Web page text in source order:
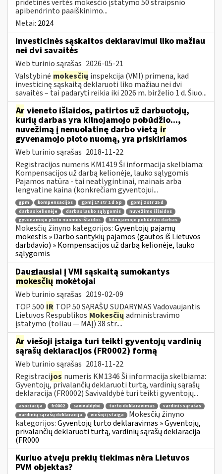
pridėtinės vertės mokesčio įstatymo 50 straipsnio
apibendrinto paaiškinimo...
Metai: 2024
Investicinės sąskaitos deklaravimui liko mažiau
nei dvi savaitės
Web turinio sąrašas 2026-05-21
Valstybinė mokesčių inspekcija (VMI) primena, kad
investicinę sąskaitą deklaruoti liko mažiau nei dvi
savaitės – tai padaryti reikia iki 2026 m. birželio 1 d. Šiuo...
Ar vieneto išlaidos, patirtos už darbuotojų,
kurių darbas yra kilnojamojo pobūdžio...,
nuvežimą į nenuolatinę darbo vietą ir
gyvenamojo ploto nuomą, yra priskiriamos
Web turinio sąrašas 2018-11-22
Registracijos numeris KM1419 Ši informacija skelbiama:
Kompensacijos už darbą kelionėje, lauko sąlygomis
Pajamos natūra - tai neatlygintinai, mainais arba
lengvatine kaina (konkrečiam gyventojui...
gpm kompensacijos gpmį 17 str 1 d 5 p
gpmį 2 str 15 d
darbas kelionėje
darbas lauko sąlygomis
nuvežimo išlaidos
gyvenamojo ploto nuomos išlaidos
kilnojamojo pobūdžio darbas
Mokesčių žinyno kategorijos:Gyventojų pajamų
mokestis » Darbo santykių pajamos (gautos iš Lietuvos
darbdavio) » Kompensacijos už darbą kelionėje, lauko
sąlygomis
Daugiausiai į VMI sąskaitą sumokantys
mokesčių mokėtojai
Web turinio sąrašas 2019-02-09
TOP 500 IR TOP 50 SĄRAŠŲ SUDARYMAS Vadovaujantis
Lietuvos Respublikos Mokesčių administravimo
įstatymo (toliau — MAĮ) 38 str....
Ar viešoji įstaiga turi teikti gyventojų vardinių
sąrašų deklaracijos (FR0002) formą
Web turinio sąrašas 2018-11-22
Registracijos numeris KM1346 Ši informacija skelbiama:
Gyventojų, privalančių deklaruoti turtą, vardinių sąrašų
deklaracija (FR0002) Savivaldybė turi teikti gyventojų...
asociacija fr0002 savivaldybė turto deklaravimas
vardinis sąrašas
vardinių sąrašų deklaracija
viešoji įstaiga
Mokesčių žinyno
kategorijos:Gyventojų turto deklaravimas » Gyventojų,
privalančių deklaruoti turtą, vardinių sąrašų deklaracija
(FR000
Kuriuo atveju prekių tiekimas nėra Lietuvos
PVM objektas?